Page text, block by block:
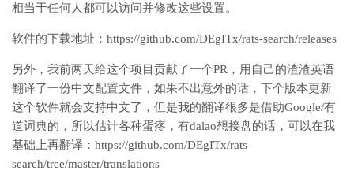
相当于任何人都可以访问并修改这些设置。
软件的下载地址：https://github.com/DEgITx/rats-search/releases
另外，我前两天给这个项目贡献了一个PR，用自己的渣渣英语
翻译了一份中文配置文件，如果不出意外的话，下个版本更新
这个软件就会支持中文了，但是我的翻译很多是借助Google/有
道词典的，所以估计各种蛋疼，有dalao想接盘的话，可以在我
基础上再翻译：https://github.com/DEgITx/rats-
search/tree/master/translations